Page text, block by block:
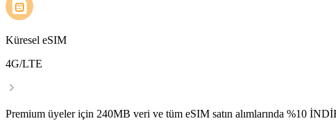
Küresel eSIM
4G/LTE
Premium üyeler için 240MB veri ve tüm eSIM satın alımlarında %10